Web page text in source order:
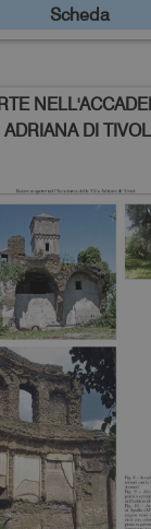
Scheda
ADRIANA DI